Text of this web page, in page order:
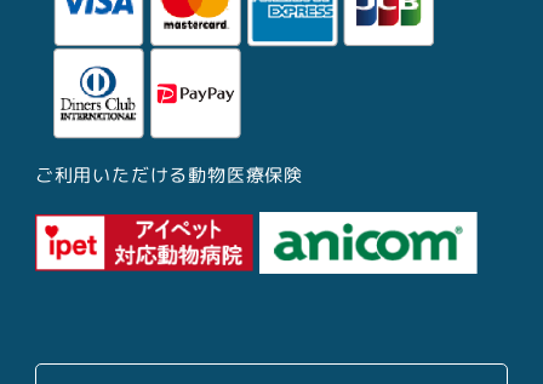
ご利用いただける動物医療保険